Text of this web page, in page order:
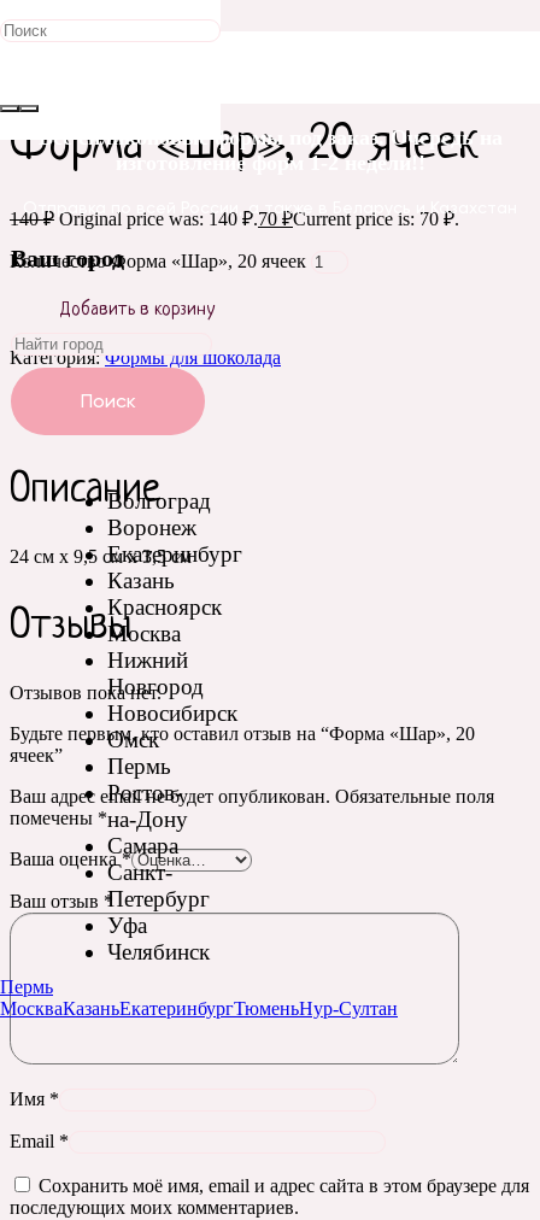
Все силиконовые формы под заказ. Очередь на
изготовление форм 1-2 недели!!
Отправка по всей России, а также в Беларусь и Казахстан
Ваш город
Поиск
Волгоград
Воронеж
Екатеринбург
Казань
Красноярск
Москва
Нижний
Новгород
Новосибирск
Омск
Пермь
Ростов-
на-Дону
Самара
Санкт-
Петербург
Уфа
Челябинск
Пермь
МоскваКазаньЕкатеринбургТюменьНур-Султан
Распродажа!
Форма «Шар», 20 ячеек
140₽ Original price was: 140 ₽.70 ₽Current price is: 70 ₽.
Количество Форма «Шар», 20 ячеек
Добавить в корзину
Категория:Формы для шоколада
Описание
Описание
24 см х 9,5 см х 3,5 см
Отзывы
Отзывов пока нет.
Будьте первым, кто оставил отзыв на “Форма «Шар», 20
ячеек”
Ваш адрес email не будет опубликован. Обязательные поля
помечены *
Ваша оценка*
Ваш отзыв *
Имя *
Email *
Сохранить моё имя, email и адрес сайта в этом браузере для
последующих моих комментариев.